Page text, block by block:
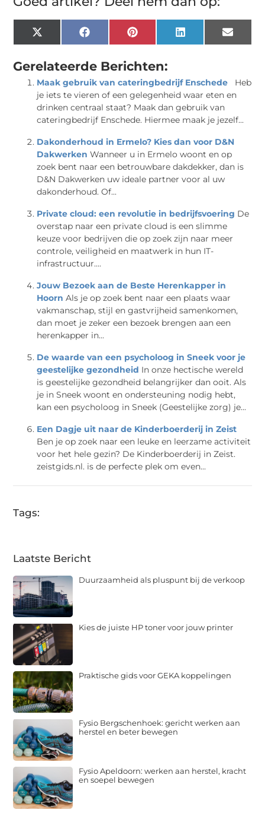
X
(Twitter)
FacebookPinterestLinkedInEmail
Gerelateerde Berichten:
Maak gebruik van cateringbedrijf Enschede
Heb
je iets te vieren of een gelegenheid waar eten en
drinken centraal staat? Maak dan gebruik van
cateringbedrijf Enschede. Hiermee maak je jezelf...
Dakonderhoud in Ermelo? Kies dan voor D&N
Dakwerken Wanneer u in Ermelo woont en op
zoek bent naar een betrouwbare dakdekker, dan is
D&N Dakwerken uw ideale partner voor al uw
dakonderhoud. Of...
Private cloud: een revolutie in bedrijfsvoering De
overstap naar een private cloud is een slimme
keuze voor bedrijven die op zoek zijn naar meer
controle, veiligheid en maatwerk in hun IT-
infrastructuur....
Jouw Bezoek aan de Beste Herenkapper in
Hoorn Als je op zoek bent naar een plaats waar
vakmanschap, stijl en gastvrijheid samenkomen,
dan moet je zeker een bezoek brengen aan een
herenkapper in...
De waarde van een psycholoog in Sneek voor je
geestelijke gezondheid In onze hectische wereld
is geestelijke gezondheid belangrijker dan ooit. Als
je in Sneek woont en ondersteuning nodig hebt,
kan een psycholoog in Sneek (Geestelijke zorg) je...
Een Dagje uit naar de Kinderboerderij in Zeist
Ben je op zoek naar een leuke en leerzame activiteit
voor het hele gezin? De Kinderboerderij in Zeist.
zeistgids.nl. is de perfecte plek om even...
Tags:
Laatste Bericht
Duurzaamheid als pluspunt bij de verkoop
Kies de juiste HP toner voor jouw printer
Praktische gids voor GEKA koppelingen
Fysio Bergschenhoek: gericht werken aan
herstel en beter bewegen
Fysio Apeldoorn: werken aan herstel, kracht
en soepel bewegen